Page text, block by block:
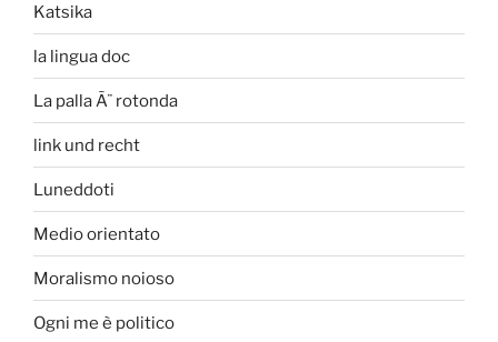
Katsika
la lingua doc
La palla Ã¨ rotonda
link und recht
Luneddoti
Medio orientato
Moralismo noioso
Ogni me è politico